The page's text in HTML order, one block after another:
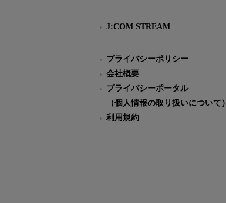
J:COM STREAM
プライバシーポリシー
会社概要
プライバシーポータル
（個人情報の取り扱いについて）
利用規約